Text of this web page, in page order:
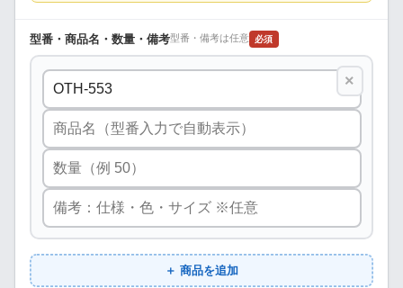
型番・商品名・数量・備考型番・備考は任意 必須
×
＋ 商品を追加